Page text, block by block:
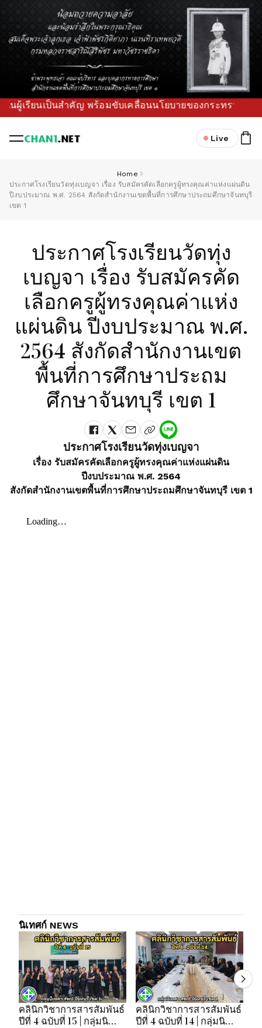
นสำคัญ พร้อมขับเคลื่อนนโยบายของกระทรวงศึก
Live
Home
ประกาศโรงเรียนวัดทุ่งเบญจา เรื่อง รับสมัครคัดเลือกครูผู้ทรงคุณค่าแห่งแผ่นดิน
ปีงบประมาณ พ.ศ. 2564 สังกัดสำนักงานเขตพื้นที่การศึกษาประถมศึกษาจันทบุรี
เขต 1
ประกาศโรงเรียนวัดทุ่ง
เบญจา เรื่อง รับสมัครคัด
เลือกครูผู้ทรงคุณค่าแห่ง
แผ่นดิน ปีงบประมาณ พ.ศ.
2564 สังกัดสำนักงานเขต
พื้นที่การศึกษาประถม
ศึกษาจันทบุรี เขต 1
ประกาศโรงเรียนวัดทุ่งเบญจา
เรื่อง รับสมัครคัดเลือกครูผู้ทรงคุณค่าแห่งแผ่นดิน
ปีงบประมาณ พ.ศ. 2564
สังกัดสำนักงานเขตพื้นที่การศึกษาประถมศึกษาจันทบุรี เขต 1
นิเทศก์ NEWS
คลินิกวิชาการสารสัมพันธ์
ปีที่ 4 ฉบับที่ 15 | กลุ่มนิ
คลินิกวิชาการสารสัมพันธ์
ปีที่ 4 ฉบับที่ 14 | กลุ่มนิ